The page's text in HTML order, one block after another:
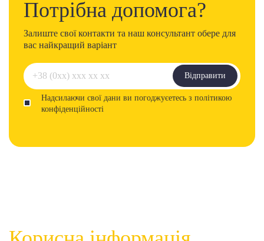
Потрібна допомога?
Залиште свої контакти та наш консультант обере для
вас найкращий варіант
Відправити
Надсилаючи свої дани ви погоджуєетесь з політикою
конфіденційності